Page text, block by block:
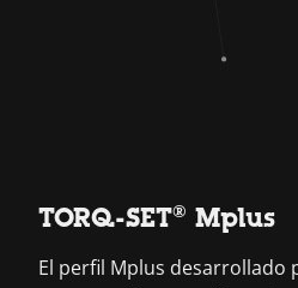
TORQ-SET® Mplus
El perfil Mplus desarrollado